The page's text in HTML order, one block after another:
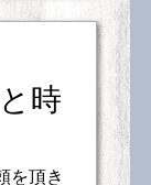
時
を頂き